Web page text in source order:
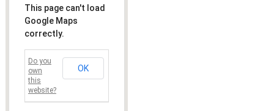
This page can't load
Google Maps
correctly.
Do you
own
this
website?
OK